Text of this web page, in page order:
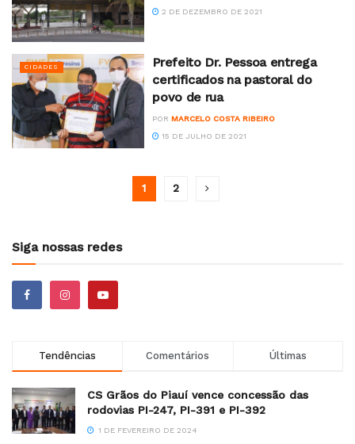
2 DE DEZEMBRO DE 2021
CIDADES
Prefeito Dr. Pessoa entrega
certificados na pastoral do
povo de rua
POR MARCELO COSTA RIBEIRO
15 DE JULHO DE 2021
1 2
Siga nossas redes
Tendências Comentários Últimas
CS Grãos do Piauí vence concessão das
rodovias PI-247, PI-391 e PI-392
1 DE FEVEREIRO DE 2024